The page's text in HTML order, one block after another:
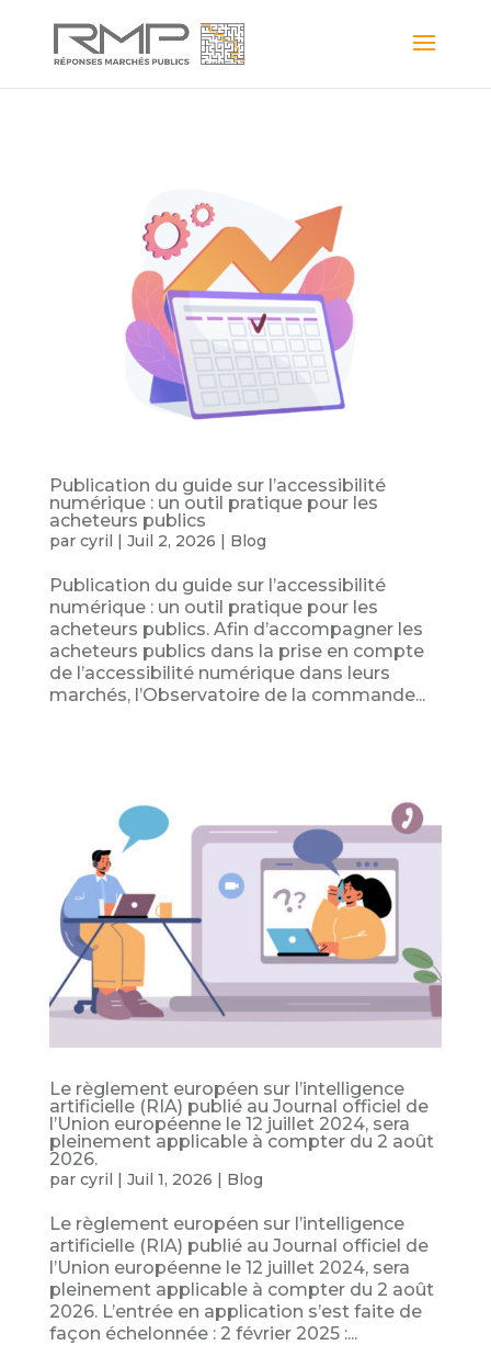
Publication du guide sur l’accessibilité
numérique : un outil pratique pour les
acheteurs publics
par cyril | Juil 2, 2026 | Blog
Publication du guide sur l’accessibilité
numérique : un outil pratique pour les
acheteurs publics. Afin d’accompagner les
acheteurs publics dans la prise en compte
de l’accessibilité numérique dans leurs
marchés, l’Observatoire de la commande...
Le règlement européen sur l’intelligence
artificielle (RIA) publié au Journal officiel de
l’Union européenne le 12 juillet 2024, sera
pleinement applicable à compter du 2 août
2026.
par cyril | Juil 1, 2026 | Blog
Le règlement européen sur l’intelligence
artificielle (RIA) publié au Journal officiel de
l’Union européenne le 12 juillet 2024, sera
pleinement applicable à compter du 2 août
2026. L’entrée en application s’est faite de
façon échelonnée : 2 février 2025 :...